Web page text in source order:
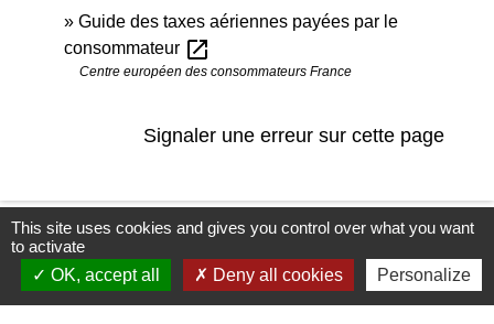
Guide des taxes aériennes payées par le
consommateur open_in_new
Centre européen des consommateurs France
Signaler une erreur sur cette page
Newsletter
This site uses cookies and gives you control over what you want
to activate
OK, accept all
Deny all cookies Personalize